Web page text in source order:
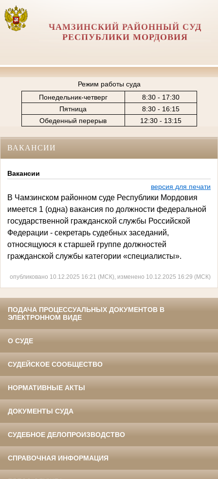
ЧАМЗИНСКИЙ РАЙОННЫЙ СУД
РЕСПУБЛИКИ МОРДОВИЯ
Режим работы суда
Понедельник-четверг
8:30 - 17:30
Пятница
8:30 - 16:15
Обеденный перерыв
12:30 - 13:15
ВАКАНСИИ
Вакансии
версия для печати
В Чамзинском районном суде Республики Мордовия
имеется 1 (одна) вакансия по должности федеральной
государственной гражданской службы Российской
Федерации - секретарь судебных заседаний,
относящуюся к старшей группе должностей
гражданской службы категории «специалисты».
опубликовано 10.12.2025 16:21 (МСК), изменено 10.12.2025 16:29 (МСК)
ПОДАЧА ПРОЦЕССУАЛЬНЫХ ДОКУМЕНТОВ В
ЭЛЕКТРОННОМ ВИДЕ
О СУДЕ
СУДЕЙСКОЕ СООБЩЕСТВО
НОРМАТИВНЫЕ АКТЫ
ДОКУМЕНТЫ СУДА
СУДЕБНОЕ ДЕЛОПРОИЗВОДСТВО
СПРАВОЧНАЯ ИНФОРМАЦИЯ